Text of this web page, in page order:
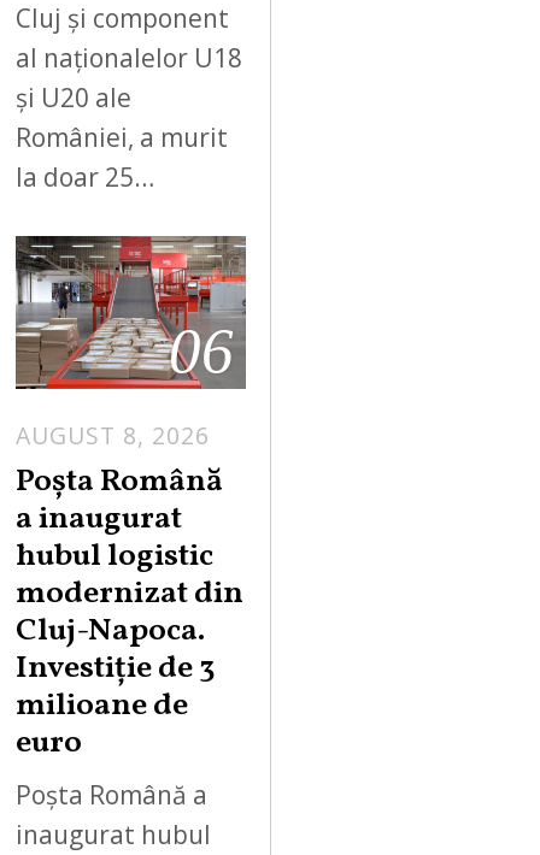
Cluj și component
al naționalelor U18
și U20 ale
României, a murit
la doar 25…
06
AUGUST 8, 2026
Poșta Română
a inaugurat
hubul logistic
modernizat din
Cluj-Napoca.
Investiție de 3
milioane de
euro
Poșta Română a
inaugurat hubul